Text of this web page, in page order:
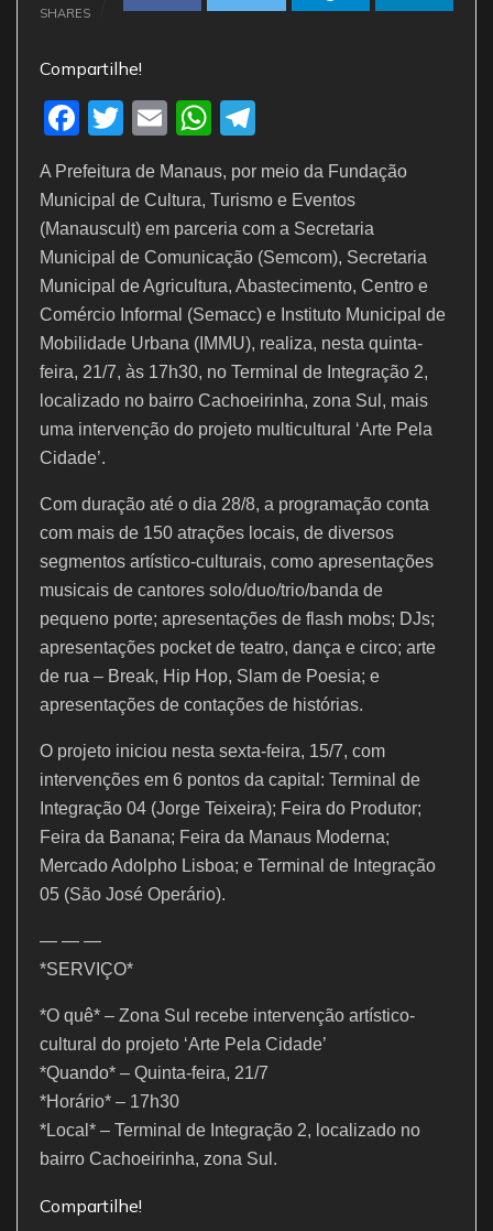
SHARES
Compartilhe!
F
a
c
e
b
o
o
k
T
w
itt
er
E
m
ai
l
W
at
s
A
p
p
e
gr
a
m
A Prefeitura de Manaus, por meio da Fundação
Municipal de Cultura, Turismo e Eventos
(Manauscult) em parceria com a Secretaria
Municipal de Comunicação (Semcom), Secretaria
Municipal de Agricultura, Abastecimento, Centro e
Comércio Informal (Semacc) e Instituto Municipal de
Mobilidade Urbana (IMMU), realiza, nesta quinta-
feira, 21/7, às 17h30, no Terminal de Integração 2,
localizado no bairro Cachoeirinha, zona Sul, mais
uma intervenção do projeto multicultural ‘Arte Pela
Cidade’.
Com duração até o dia 28/8, a programação conta
com mais de 150 atrações locais, de diversos
segmentos artístico-culturais, como apresentações
musicais de cantores solo/duo/trio/banda de
pequeno porte; apresentações de flash mobs; DJs;
apresentações pocket de teatro, dança e circo; arte
de rua – Break, Hip Hop, Slam de Poesia; e
apresentações de contações de histórias.
O projeto iniciou nesta sexta-feira, 15/7, com
intervenções em 6 pontos da capital: Terminal de
Integração 04 (Jorge Teixeira); Feira do Produtor;
Feira da Banana; Feira da Manaus Moderna;
Mercado Adolpho Lisboa; e Terminal de Integração
05 (São José Operário).
— — —
*SERVIÇO*
*O quê* – Zona Sul recebe intervenção artístico-
cultural do projeto ‘Arte Pela Cidade’
*Quando* – Quinta-feira, 21/7
*Horário* – 17h30
*Local* – Terminal de Integração 2, localizado no
bairro Cachoeirinha, zona Sul.
Compartilhe!